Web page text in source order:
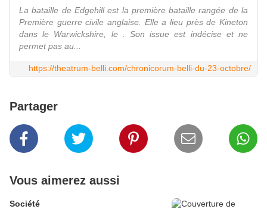
La bataille de Edgehill est la première bataille rangée de la
Première guerre civile anglaise. Elle a lieu près de Kineton
dans le Warwickshire, le . Son issue est indécise et ne
permet pas au...
https://theatrum-belli.com/chronicorum-belli-du-23-octobre/
Partager
Vous aimerez aussi
Société